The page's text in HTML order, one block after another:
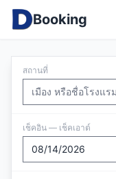
Booking
สถานที่
เช็คอิน — เช็คเอาต์